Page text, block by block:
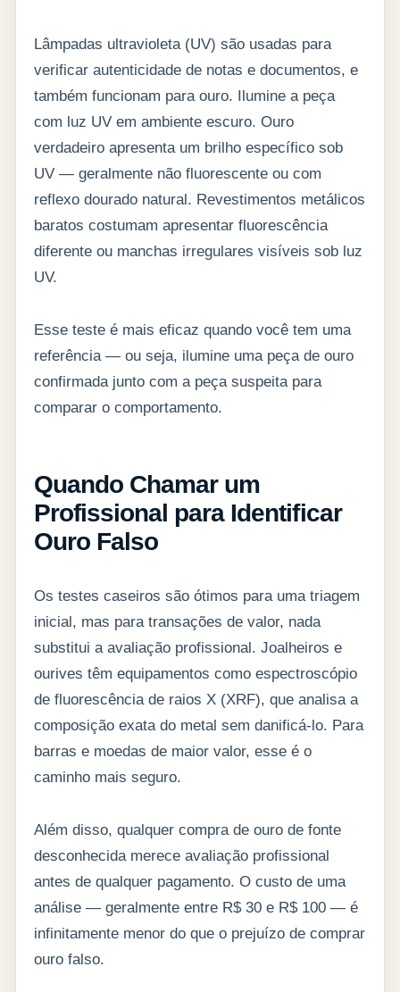
Lâmpadas ultravioleta (UV) são usadas para
verificar autenticidade de notas e documentos, e
também funcionam para ouro. Ilumine a peça
com luz UV em ambiente escuro. Ouro
verdadeiro apresenta um brilho específico sob
UV — geralmente não fluorescente ou com
reflexo dourado natural. Revestimentos metálicos
baratos costumam apresentar fluorescência
diferente ou manchas irregulares visíveis sob luz
UV.
Esse teste é mais eficaz quando você tem uma
referência — ou seja, ilumine uma peça de ouro
confirmada junto com a peça suspeita para
comparar o comportamento.
Quando Chamar um
Profissional para Identificar
Ouro Falso
Os testes caseiros são ótimos para uma triagem
inicial, mas para transações de valor, nada
substitui a avaliação profissional. Joalheiros e
ourives têm equipamentos como espectroscópio
de fluorescência de raios X (XRF), que analisa a
composição exata do metal sem danificá-lo. Para
barras e moedas de maior valor, esse é o
caminho mais seguro.
Além disso, qualquer compra de ouro de fonte
desconhecida merece avaliação profissional
antes de qualquer pagamento. O custo de uma
análise — geralmente entre R$ 30 e R$ 100 — é
infinitamente menor do que o prejuízo de comprar
ouro falso.